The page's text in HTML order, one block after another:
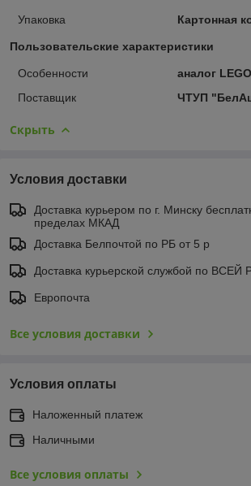
Упаковка Картонная
Пользовательские характеристики
Особенности
аналог LEGO
Поставщик
ЧТУП
Скрыть
Условия доставки
Доставка курьером по г. Минску
пределах МКАД
Доставка Белпочтой по РБ от 5 р
Доставка курьерской службой по ВСЕЙ
Европочта
Все условия доставки
Условия оплаты
Наложенный платеж
Наличными
Все условия оплаты